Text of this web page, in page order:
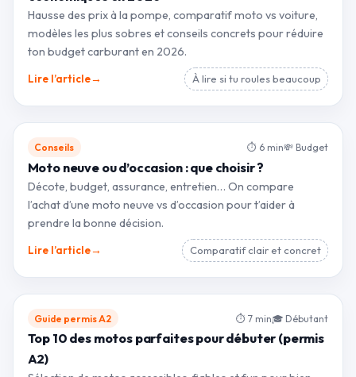
Hausse des prix à la pompe, comparatif moto vs voiture,
modèles les plus sobres et conseils concrets pour réduire
ton budget carburant en 2026.
Lire l’article→ À lire si tu roules beaucoup
Conseils ⏱ 6 min💸 Budget
Moto neuve ou d’occasion : que choisir ?
Décote, budget, assurance, entretien… On compare
l’achat d’une moto neuve vs d’occasion pour t’aider à
prendre la bonne décision.
Lire l’article→ Comparatif clair et concret
Guide permis A2 ⏱ 7 min🎓 Débutant
Top 10 des motos parfaites pour débuter (permis
A2)